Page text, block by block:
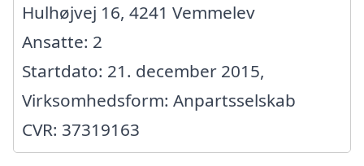
Hulhøjvej 16, 4241 Vemmelev
Ansatte: 2
Startdato: 21. december 2015,
Virksomhedsform: Anpartsselskab
CVR: 37319163